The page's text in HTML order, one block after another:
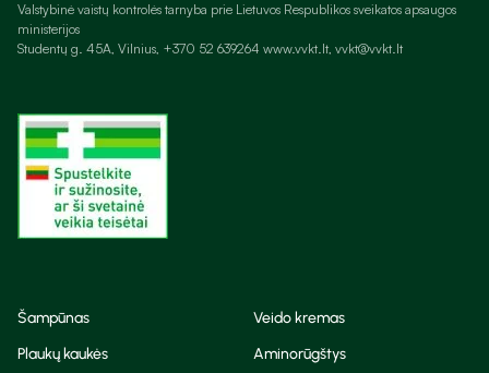
Valstybinė vaistų kontrolės tarnyba prie Lietuvos Respublikos sveikatos apsaugos
ministerijos
Studentų g. 45A, Vilnius, +370 52 639264 www.vvkt.lt, vvkt@vvkt.lt
Šampūnas
Veido kremas
Plaukų kaukės
Aminorūgštys